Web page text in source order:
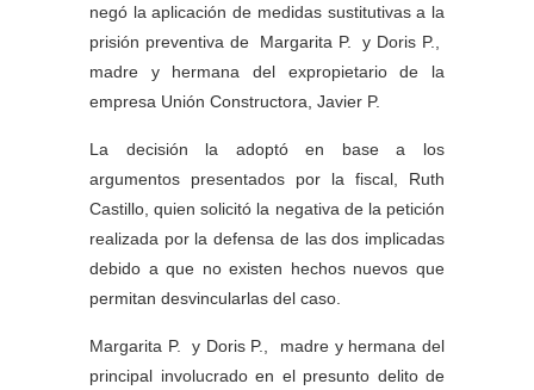
negó la aplicación de medidas sustitutivas a la
prisión preventiva de Margarita P. y Doris P.,
madre y hermana del expropietario de la
empresa Unión Constructora, Javier P.
La decisión la adoptó en base a los
argumentos presentados por la fiscal, Ruth
Castillo, quien solicitó la negativa de la petición
realizada por la defensa de las dos implicadas
debido a que no existen hechos nuevos que
permitan desvincularlas del caso.
Margarita P. y Doris P., madre y hermana del
principal involucrado en el presunto delito de